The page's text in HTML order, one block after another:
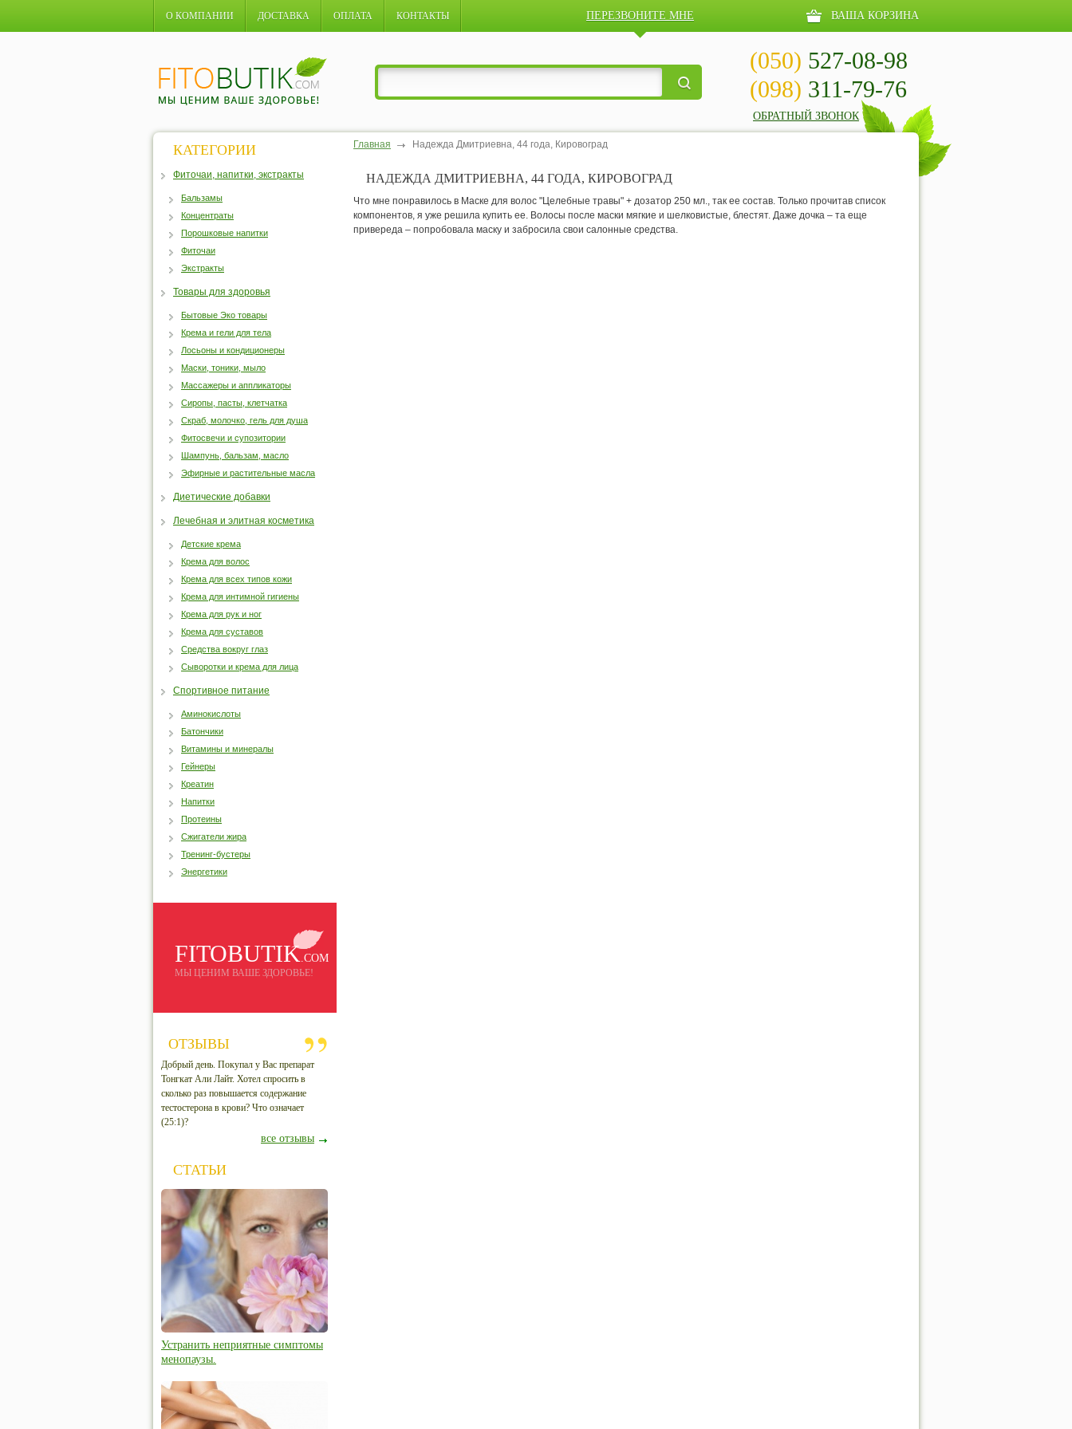
О КОМПАНИИ ДОСТАВКА ОПЛАТА КОНТАКТЫ ПЕРЕЗВОНИТЕ МНЕ ВАША КОРЗИНА
(050) 527-08-98
(098) 311-79-76
ОБРАТНЫЙ ЗВОНОК
Главная Надежда Дмитриевна, 44 года, Кировоград
НАДЕЖДА ДМИТРИЕВНА, 44 ГОДА, КИРОВОГРАД
Что мне понравилось в Маске для волос "Целебные травы" + дозатор 250 мл., так ее состав. Только прочитав список
компонентов, я уже решила купить ее. Волосы после маски мягкие и шелковистые, блестят. Даже дочка – та еще
привереда – попробовала маску и забросила свои салонные средства.
КАТЕГОРИИ
Фиточаи, напитки, экстракты
Бальзамы
Концентраты
Порошковые напитки
Фиточаи
Экстракты
Товары для здоровья
Бытовые Эко товары
Крема и гели для тела
Лосьоны и кондиционеры
Маски, тоники, мыло
Массажеры и аппликаторы
Сиропы, пасты, клетчатка
Скраб, молочко, гель для душа
Фитосвечи и супозитории
Шампунь, бальзам, масло
Эфирные и растительные масла
Диетические добавки
Лечебная и элитная косметика
Детские крема
Крема для волос
Крема для всех типов кожи
Крема для интимной гигиены
Крема для рук и ног
Крема для суставов
Средства вокруг глаз
Сыворотки и крема для лица
Спортивное питание
Аминокислоты
Батончики
Витамины и минералы
Гейнеры
Креатин
Напитки
Протеины
Сжигатели жира
Тренинг-бустеры
Энергетики
FITOBUTIK.COM
МЫ ЦЕНИМ ВАШЕ ЗДОРОВЬЕ!
ОТЗЫВЫ
Добрый день. Покупал у Вас препарат
Тонгкат Али Лайт. Хотел спросить в
сколько раз повышается содержание
тестостерона в крови? Что означает
(25:1)?
все отзывы
СТАТЬИ
Устранить неприятные симптомы
менопаузы.